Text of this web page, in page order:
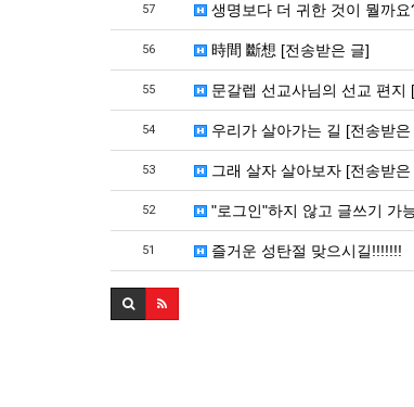
57 생명보다 더 귀한 것이 뭘까
56 時間 斷想 [전송받은 글]
55 문갈렙 선교사님의 선교 편지
54 우리가 살아가는 길 [전송받은
53 그래 살자 살아보자 [전송받은
52 "로그인"하지 않고 글쓰기 가
51 즐거운 성탄절 맞으시길!!!!!!!